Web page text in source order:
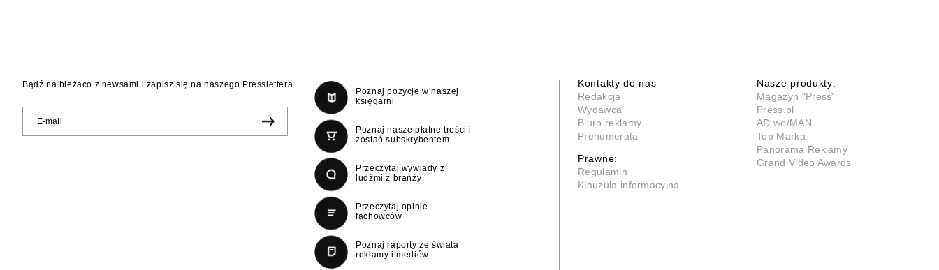
Bądź na bieżaco z newsami i zapisz się na naszego Presslettera
Poznaj pozycje w naszej
księgarni
Poznaj nasze płatne treści i
zostań subskrybentem
Przeczytaj wywiady z
ludźmi z branży
Przeczytaj opinie
fachowców
Poznaj raporty ze świata
reklamy i mediów
Kontakty do nas
Redakcja
Wydawca
Biuro reklamy
Prenumerata
Prawne:
Regulamin
Klauzula informacyjna
Nasze produkty:
Magazyn "Press"
Press.pl
AD wo/MAN
Top Marka
Panorama Reklamy
Grand Video Awards